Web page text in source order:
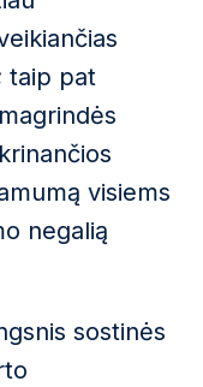
taip pat
visiems
negalią
sostinės